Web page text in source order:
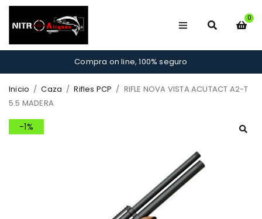
0
Compra on line, 100% seguro
Inicio / Caza / Rifles PCP / RIFLE NOVA VISTA ACUTACT A2-T
5.5 MADERA
-1%